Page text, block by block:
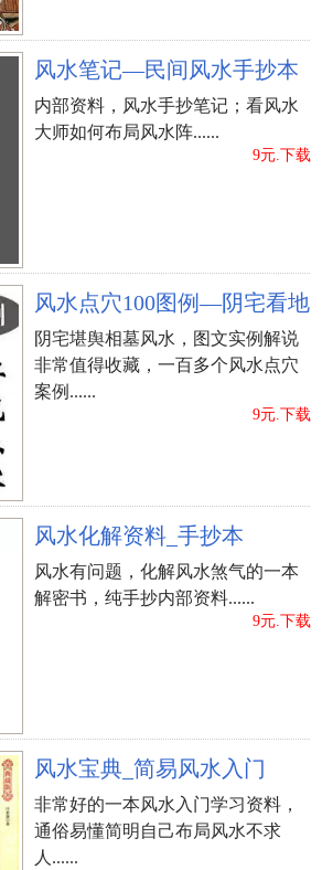
风水笔记—民间风水手抄本
内部资料，风水手抄笔记；看风水
大师如何布局风水阵......
9元.下载
风水点穴100图例—阴宅看地
阴宅堪舆相墓风水，图文实例解说
非常值得收藏，一百多个风水点穴
案例......
9元.下载
风水化解资料_手抄本
风水有问题，化解风水煞气的一本
解密书，纯手抄内部资料......
9元.下载
风水宝典_简易风水入门
非常好的一本风水入门学习资料，
通俗易懂简明自己布局风水不求
人......